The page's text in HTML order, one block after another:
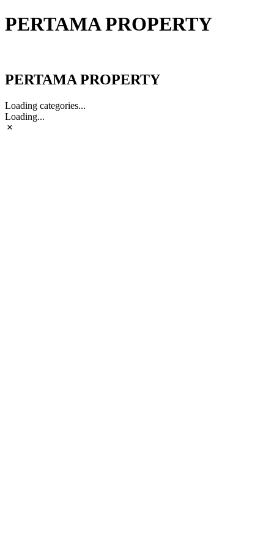
PERTAMA PROPERTY
PERTAMA PROPERTY
Loading categories...
Loading...